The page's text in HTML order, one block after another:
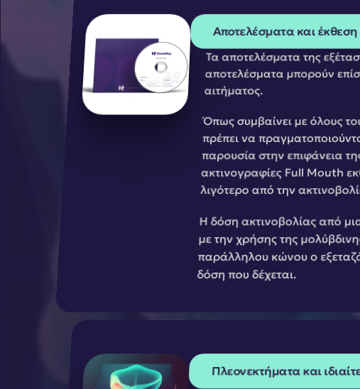
Αποτελέσματα και έκθεση
Τα αποτελέσματα της
αποτελέσματα μπορούν
αιτήματος.
Όπως συμβαίνει με όλους
πρέπει να
παρουσία στην επιφάνεια
ακτινογραφίες Full Mouth
λιγότερο από την
Η δόση ακτινοβολίας από
με την χρήσης της
παράλληλου κώνου ο
δόση που δέχεται.
Πλεονεκτήματα και